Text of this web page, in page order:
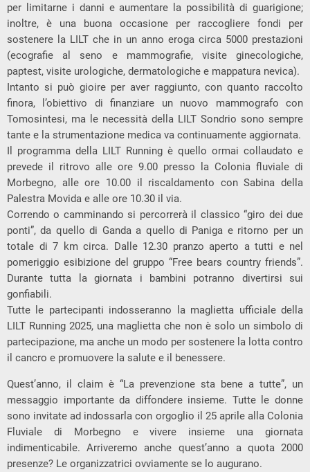
per limitarne i danni e aumentare la possibilità di guarigione;
inoltre, è una buona occasione per raccogliere fondi per
sostenere la LILT che in un anno eroga circa 5000 prestazioni
(ecografie al seno e mammografie, visite ginecologiche,
paptest, visite urologiche, dermatologiche e mappatura nevica).
Intanto si può gioire per aver raggiunto, con quanto raccolto
finora, l’obiettivo di finanziare un nuovo mammografo con
Tomosintesi, ma le necessità della LILT Sondrio sono sempre
tante e la strumentazione medica va continuamente aggiornata.
Il programma della LILT Running è quello ormai collaudato e
prevede il ritrovo alle ore 9.00 presso la Colonia fluviale di
Morbegno, alle ore 10.00 il riscaldamento con Sabina della
Palestra Movida e alle ore 10.30 il via.
Correndo o camminando si percorrerà il classico “giro dei due
ponti”, da quello di Ganda a quello di Paniga e ritorno per un
totale di 7 km circa. Dalle 12.30 pranzo aperto a tutti e nel
pomeriggio esibizione del gruppo “Free bears country friends”.
Durante tutta la giornata i bambini potranno divertirsi sui
gonfiabili.
Tutte le partecipanti indosseranno la maglietta ufficiale della
LILT Running 2025, una maglietta che non è solo un simbolo di
partecipazione, ma anche un modo per sostenere la lotta contro
il cancro e promuovere la salute e il benessere.
Quest’anno, il claim è “La prevenzione sta bene a tutte”, un
messaggio importante da diffondere insieme. Tutte le donne
sono invitate ad indossarla con orgoglio il 25 aprile alla Colonia
Fluviale di Morbegno e vivere insieme una giornata
indimenticabile. Arriveremo anche quest’anno a quota 2000
presenze? Le organizzatrici ovviamente se lo augurano.